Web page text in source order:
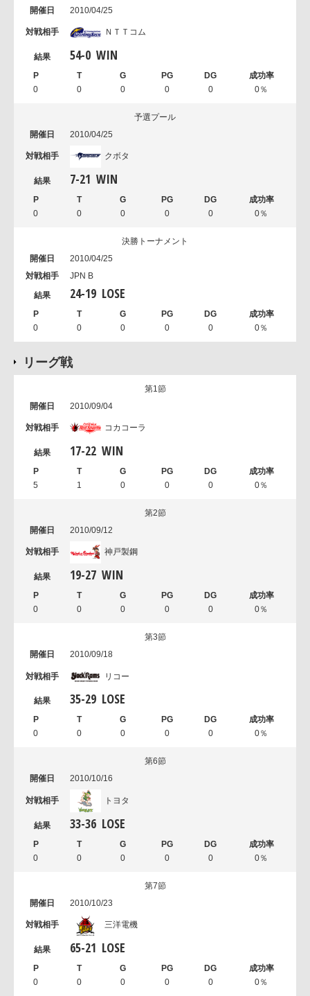
2010/04/25
ＮＴＴコム
54-0 WIN
0 0 0 0 0 0％
予選プール
2010/04/25
クボタ
7-21 WIN
0 0 0 0 0 0％
決勝トーナメント
2010/04/25
JPN B
24-19 LOSE
0 0 0 0 0 0％
リーグ戦
第1節
2010/09/04
コカコーラ
17-22 WIN
5 1 0 0 0 0％
第2節
2010/09/12
神戸製鋼
19-27 WIN
0 0 0 0 0 0％
第3節
2010/09/18
リコー
35-29 LOSE
0 0 0 0 0 0％
第6節
2010/10/16
トヨタ
33-36 LOSE
0 0 0 0 0 0％
第7節
2010/10/23
三洋電機
65-21 LOSE
0 0 0 0 0 0％